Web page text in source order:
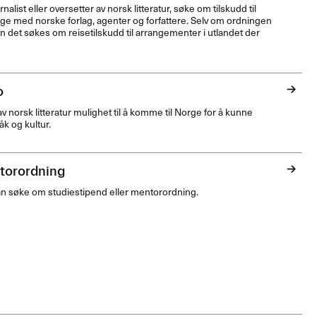
eller oversetter av norsk litteratur, søke om tilskudd til
med norske forlag, agenter og forfattere. Selv om ordningen
det søkes om reisetilskudd til arrangementer i utlandet der
norsk litteratur mulighet til å komme til Norge for å kunne
og kultur.
søke om studiestipend eller mentorordning.